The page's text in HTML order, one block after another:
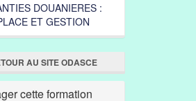
DOUANIERES :
ET GESTION
AU SITE ODASCE
cette formation